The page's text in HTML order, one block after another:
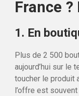
France
1. En
Plus de 2 500
aujourd’hui sur le
toucher le produit
l’offre est